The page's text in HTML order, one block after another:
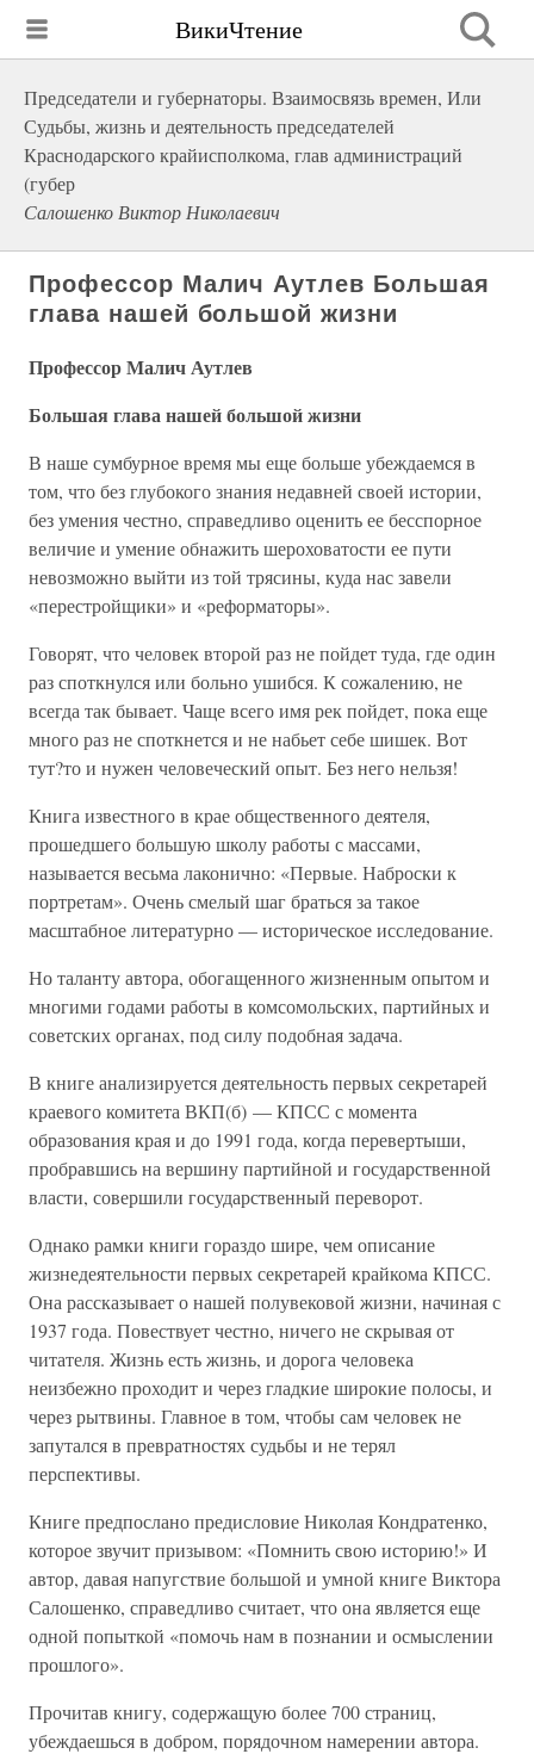
ВикиЧтение
Председатели и губернаторы. Взаимосвязь времен, Или
Судьбы, жизнь и деятельность председателей
Краснодарского крайисполкома, глав администраций
(губер
Салошенко Виктор Николаевич
Профессор Малич Аутлев Большая
глава нашей большой жизни
Профессор Малич Аутлев
Большая глава нашей большой жизни
В наше сумбурное время мы еще больше убеждаемся в
том, что без глубокого знания недавней своей истории,
без умения честно, справедливо оценить ее бесспорное
величие и умение обнажить шероховатости ее пути
невозможно выйти из той трясины, куда нас завели
«перестройщики» и «реформаторы».
Говорят, что человек второй раз не пойдет туда, где один
раз споткнулся или больно ушибся. К сожалению, не
всегда так бывает. Чаще всего имя рек пойдет, пока еще
много раз не споткнется и не набьет себе шишек. Вот
тут?то и нужен человеческий опыт. Без него нельзя!
Книга известного в крае общественного деятеля,
прошедшего большую школу работы с массами,
называется весьма лаконично: «Первые. Наброски к
портретам». Очень смелый шаг браться за такое
масштабное литературно — историческое исследование.
Но таланту автора, обогащенного жизненным опытом и
многими годами работы в комсомольских, партийных и
советских органах, под силу подобная задача.
В книге анализируется деятельность первых секретарей
краевого комитета ВКП(б) — КПСС с момента
образования края и до 1991 года, когда перевертыши,
пробравшись на вершину партийной и государственной
власти, совершили государственный переворот.
Однако рамки книги гораздо шире, чем описание
жизнедеятельности первых секретарей крайкома КПСС.
Она рассказывает о нашей полувековой жизни, начиная с
1937 года. Повествует честно, ничего не скрывая от
читателя. Жизнь есть жизнь, и дорога человека
неизбежно проходит и через гладкие широкие полосы, и
через рытвины. Главное в том, чтобы сам человек не
запутался в превратностях судьбы и не терял
перспективы.
Книге предпослано предисловие Николая Кондратенко,
которое звучит призывом: «Помнить свою историю!» И
автор, давая напугствие большой и умной книге Виктора
Салошенко, справедливо считает, что она является еще
одной попыткой «помочь нам в познании и осмыслении
прошлого».
Прочитав книгу, содержащую более 700 страниц,
убеждаешься в добром, порядочном намерении автора.